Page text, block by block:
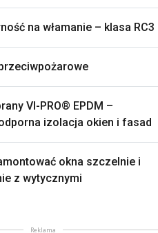
na włamanie – klasa RC3
VI-PRO® EPDM –
izolacja okien i fasad
okna szczelnie i
z wytycznymi
Reklama